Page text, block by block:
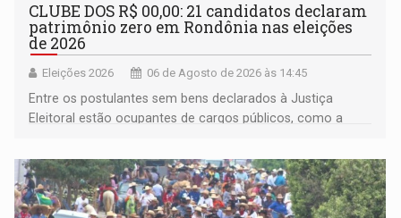
CLUBE DOS R$ 00,00: 21 candidatos declaram
patrimônio zero em Rondônia nas eleições
de 2026
Eleições 2026 06 de Agosto de 2026 às 14:45
Entre os postulantes sem bens declarados à Justiça
Eleitoral estão ocupantes de cargos públicos, como a
Pedro Geovar (PP) e a vice-prefeita Magna dos Anjos
(NOVO)